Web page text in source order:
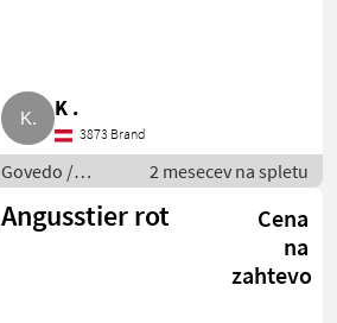
K .
3873 Brand
Govedo /
Govedo Angus
2 mesecev na spletu
Angusstier rot
Cena
na
zahtevo